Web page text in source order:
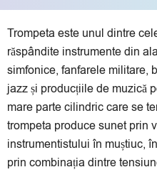
Trompeta este unul dintre
răspândite instrumente din
simfonice, fanfarele militare,
jazz și producțiile de muzică
mare parte cilindric care se
trompeta produce sunet prin
instrumentistului în muștiuc,
prin combinația dintre